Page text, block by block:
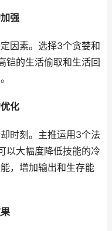
强
因素。选择3个贪婪和
铠的生活偷取和生活回
化
时刻。主推运用3个法
以大幅度降低技能的冷
，增加输出和生存能